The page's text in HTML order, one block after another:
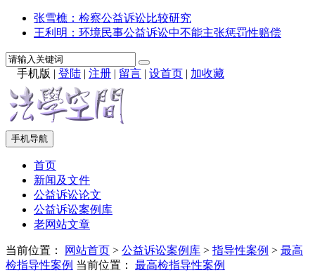
张雪樵：检察公益诉讼比较研究
王利明：环境民事公益诉讼中不能主张惩罚性赔偿
手机版 | 登陆 | 注册 | 留言 | 设首页 | 加收藏
手机导航
首页
新闻及文件
公益诉讼论文
公益诉讼案例库
老网站文章
当前位置： 网站首页 > 公益诉讼案例库 > 指导性案例 > 最高
检指导性案例 当前位置： 最高检指导性案例